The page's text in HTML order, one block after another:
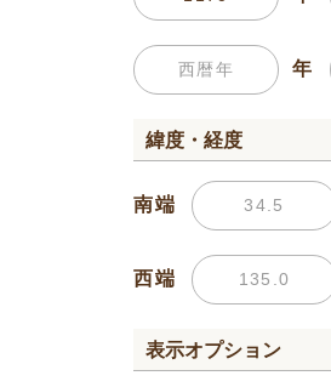
年
緯度・経度
南端
西端
表示オプション